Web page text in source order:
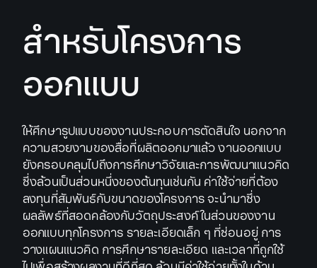
สำหรับโครงการ
ออกแบบ
ให้ศึกษารูปแบบของงานประกอบการตัดสินใจ นอกจาก
ความสวยงามของสื่อที่ผลิตออกมาแล้ว งานออกแบบ
ยังครอบคลุมไปถึงการศึกษาวิจัยและการพัฒนาแนวคิด
ซึ่งล้วนเป็นส่วนหนึ่งของต้นทุนเช่นกัน ค่าใช้จ่ายที่ต้อง
ลงทุนที่สัมพันธ์กับขนาดของโครงการ จะนำมาซึ่ง
ผลลัพธ์ที่สอดคล้องกับวัตถุประสงค์ ในส่วนของงาน
ออกแบบทุกโครงการ รายละเอียดเล็ก ๆ ที่ซ่อนอยู่ การ
วางแผนแนวคิด การศึกษารายละเอียด และเวลาที่ถูกใช้